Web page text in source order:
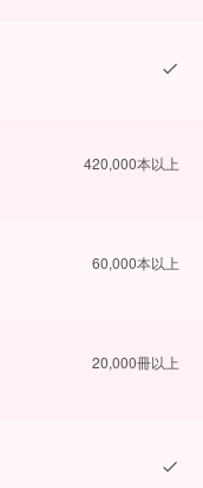
420,000本以上
60,000本以上
20,000冊以上